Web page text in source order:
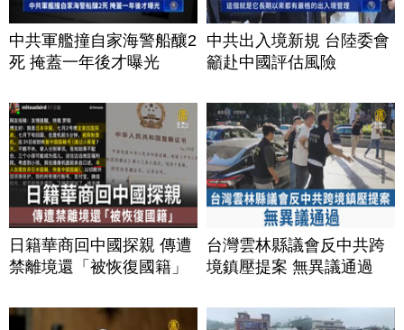
中共軍艦撞自家海警船釀2
死 掩蓋一年後才曝光
中共出入境新規 台陸委會
籲赴中國評估風險
日籍華商回中國探親 傳遭
禁離境還「被恢復國籍」
台灣雲林縣議會反中共跨
境鎮壓提案 無異議通過